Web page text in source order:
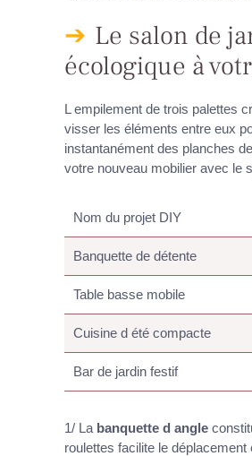
Le salon de
écologique à
L empilement de trois palettes
visser les éléments entre eux
instantanément des planches
votre nouveau mobilier avec le
Nom du projet DIY
Banquette de détente
Table basse mobile
Cuisine d été compacte
Bar de jardin festif
1/ La banquette d angle
roulettes facilite le